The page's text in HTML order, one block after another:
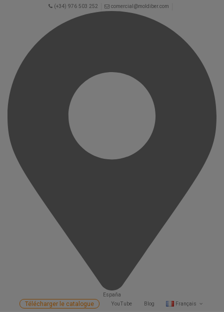
(+34) 976 503 252 comercial@moldiber.com
España
Français
Blog
YouTube
Télécharger le catalogue